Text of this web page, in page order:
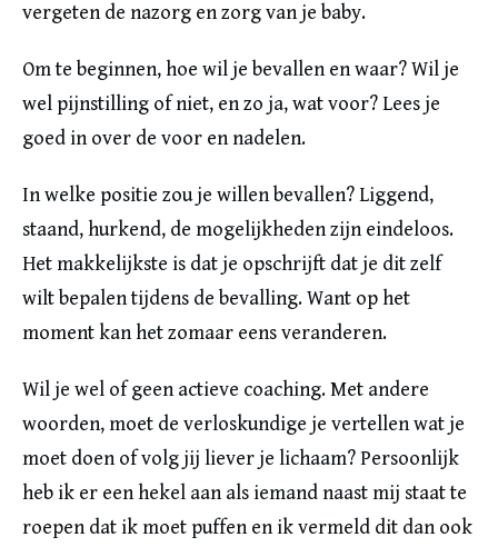
vergeten de nazorg en zorg van je baby.
Om te beginnen, hoe wil je bevallen en waar? Wil je
wel pijnstilling of niet, en zo ja, wat voor? Lees je
goed in over de voor en nadelen.
In welke positie zou je willen bevallen? Liggend,
staand, hurkend, de mogelijkheden zijn eindeloos.
Het makkelijkste is dat je opschrijft dat je dit zelf
wilt bepalen tijdens de bevalling. Want op het
moment kan het zomaar eens veranderen.
Wil je wel of geen actieve coaching. Met andere
woorden, moet de verloskundige je vertellen wat je
moet doen of volg jij liever je lichaam? Persoonlijk
heb ik er een hekel aan als iemand naast mij staat te
roepen dat ik moet puffen en ik vermeld dit dan ook